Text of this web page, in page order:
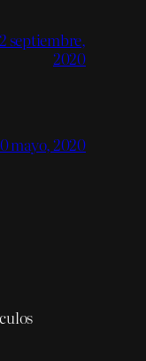
2 septiembre,
2020
mayo, 2020